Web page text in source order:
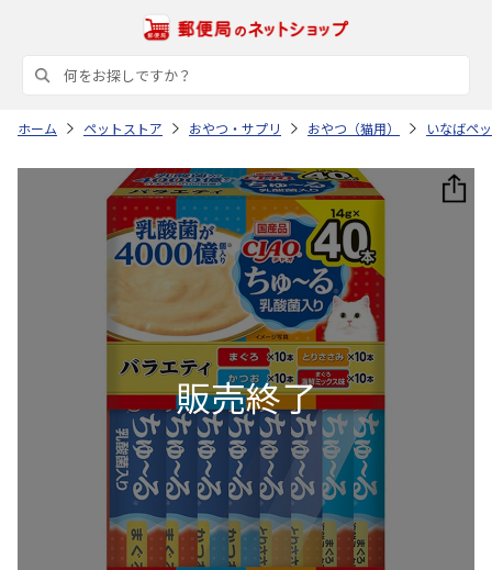
ホーム ペットストア おやつ・サプリ おやつ（猫用） いなばペ